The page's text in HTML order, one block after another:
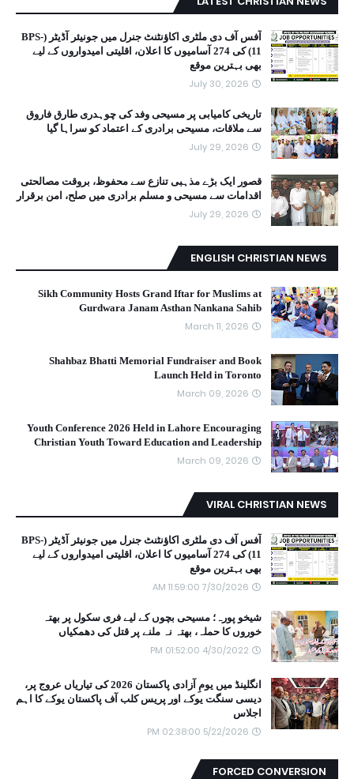
آفس آف دی ملٹری اکاؤنٹنٹ جنرل میں جونیئر آڈیٹر (BPS-
11) کی 274 آسامیوں کا اعلان، اقلیتی امیدواروں کے لیے
بھی بہترین موقع
July 30, 2026
تاریخی کامیابی پر مسیحی وفد کی چوہدری طارق فاروق
سے ملاقات، مسیحی برادری کے اعتماد کو سراہا گیا
July 29, 2026
قصور ایک بڑے مذہبی تنازع سے محفوظ، بروقت مصالحتی
اقدامات سے مسیحی و مسلم برادری میں صلح، امن برقرار
July 29, 2026
ENGLISH CHRISTIAN NEWS
Sikh Community Hosts Grand Iftar for Muslims at
Gurdwara Janam Asthan Nankana Sahib
March 11, 2026
Shahbaz Bhatti Memorial Fundraiser and Book
Launch Held in Toronto
March 09, 2026
Youth Conference 2026 Held in Lahore Encouraging
Christian Youth Toward Education and Leadership
March 09, 2026
VIRAL CHRISTIAN NEWS
آفس آف دی ملٹری اکاؤنٹنٹ جنرل میں جونیئر آڈیٹر (BPS-
11) کی 274 آسامیوں کا اعلان، اقلیتی امیدواروں کے لیے
بھی بہترین موقع
7/30/2026 11:59:00 AM
شیخو پورہ؛ مسیحی بچوں کے لیے فری سکول پر بھتہ
خوروں کا حملہ، بھتہ نہ ملنے پر قتل کی دھمکیاں
4/30/2022 01:52:00 PM
انگلینڈ میں یومِ آزادی پاکستان 2026 کی تیاریاں عروج پر،
دیسی سنگت یوکے اور پریس کلب آف پاکستان یوکے کا اہم
اجلاس
5/22/2026 02:38:00 PM
FORCED CONVERSION